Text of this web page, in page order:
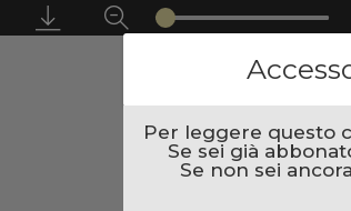
Per leggere questo
Se sei già
Se non sei